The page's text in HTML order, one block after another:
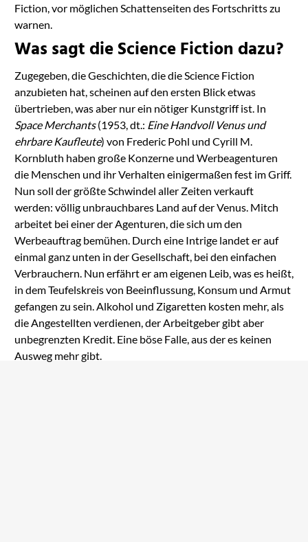
Fiction, vor möglichen Schattenseiten des Fortschritts zu
warnen.
Was sagt die Science Fiction dazu?
Zugegeben, die Geschichten, die die Science Fiction
anzubieten hat, scheinen auf den ersten Blick etwas
übertrieben, was aber nur ein nötiger Kunstgriff ist. In
Space Merchants(1953, dt.: Eine Handvoll Venus und
ehrbare Kaufleute) von Frederic Pohl und Cyrill M.
Kornbluth haben große Konzerne und Werbeagenturen
die Menschen und ihr Verhalten einigermaßen fest im Griff.
Nun soll der größte Schwindel aller Zeiten verkauft
werden: völlig unbrauchbares Land auf der Venus. Mitch
arbeitet bei einer der Agenturen, die sich um den
Werbeauftrag bemühen. Durch eine Intrige landet er auf
einmal ganz unten in der Gesellschaft, bei den einfachen
Verbrauchern. Nun erfährt er am eigenen Leib, was es heißt,
in dem Teufelskreis von Beeinflussung, Konsum und Armut
gefangen zu sein. Alkohol und Zigaretten kosten mehr, als
die Angestellten verdienen, der Arbeitgeber gibt aber
unbegrenzten Kredit. Eine böse Falle, aus der es keinen
Ausweg mehr gibt.